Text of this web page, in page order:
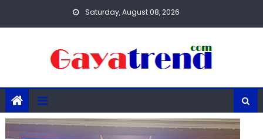
Saturday, August 08, 2026